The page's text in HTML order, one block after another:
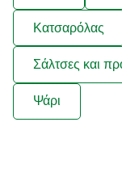
Κατσαρόλας
Σάλτσες και
Ψάρι